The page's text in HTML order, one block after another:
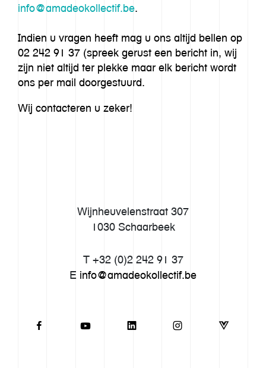
info@amadeokollectif.be.
Indien u vragen heeft mag u ons altijd bellen op
02 242 91 37 (spreek gerust een bericht in, wij
zijn niet altijd ter plekke maar elk bericht wordt
ons per mail doorgestuurd.
Wij contacteren u zeker!
Wijnheuvelenstraat 307
1030 Schaarbeek
T +32 (0)2 242 91 37
E info@amadeokollectif.be